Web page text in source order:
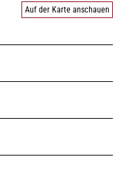
Auf der Karte anschauen